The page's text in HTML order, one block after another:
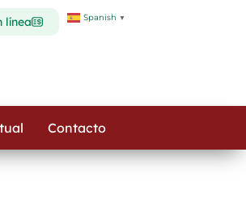
línea Spanish ▼
Contacto